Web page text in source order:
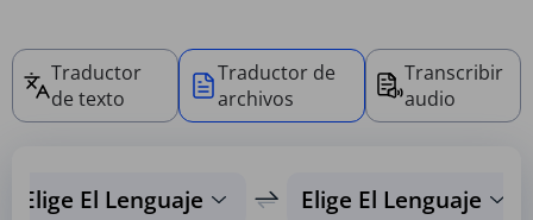
Traductor
de texto
Traductor de
archivos
Transcribir
audio
Elige El Lenguaje Elige El Lenguaje